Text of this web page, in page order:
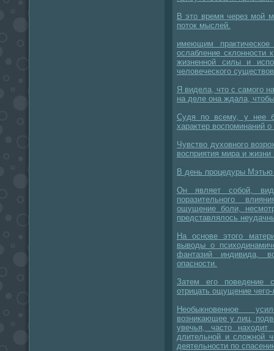
В это время через мой
поток мыслей.
имеющим
ослабление склонности
жизненной силы и
человеческого
Я видела, что с самого
на деле она ждала,
Судя по всему, у нее
характер воспоминаний
Чувство духовного
восприятия мира и
В день процедуры
Он являет собой,
поразительного
ощущение боли,
представлялось
На основе этого
выводы о
фантазий индивида,
опасности.
Затем его поведение
отрицать ощущение
Необыкновенное
возникающее у лиц,
увечья, часто
длительной и сложной
деятельности по